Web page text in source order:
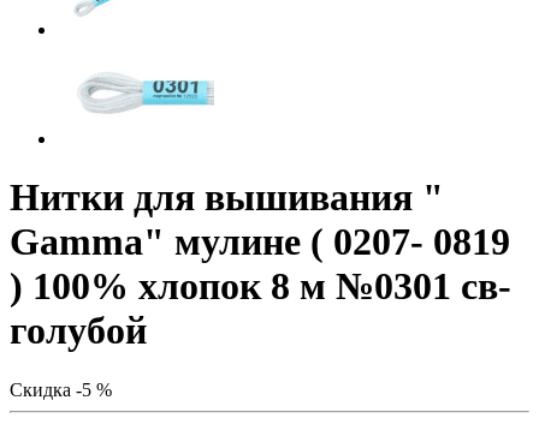
Нитки для вышивания "
Gamma" мулине ( 0207- 0819
) 100% хлопок 8 м №0301 св-
голубой
Скидка -5 %